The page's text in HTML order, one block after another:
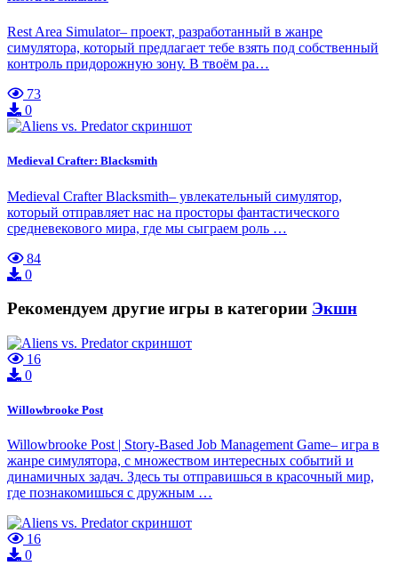
Rest Area Simulator– проект, разработанный в жанре
симулятора, который предлагает тебе взять под собственный
контроль придорожную зону. В твоём ра…
73
0
Medieval Crafter: Blacksmith
Medieval Crafter Blacksmith– увлекательный симулятор,
который отправляет нас на просторы фантастического
средневекового мира, где мы сыграем роль …
84
0
Рекомендуем другие игры в категории Экшн
16
0
Willowbrooke Post
Willowbrooke Post | Story-Based Job Management Game– игра в
жанре симулятора, с множеством интересных событий и
динамичных задач. Здесь ты отправишься в красочный мир,
где познакомишься с дружным …
16
0